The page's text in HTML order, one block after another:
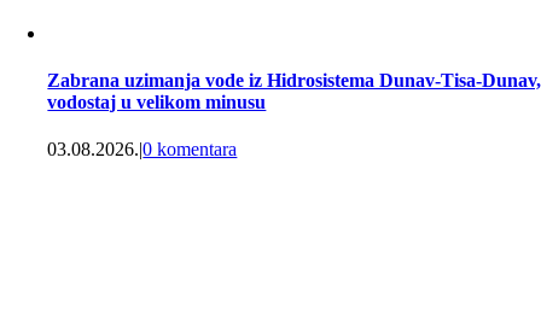
Zabrana uzimanja vode iz Hidrosistema Dunav-Tisa-Dunav,
vodostaj u velikom minusu
03.08.2026.|0 komentara